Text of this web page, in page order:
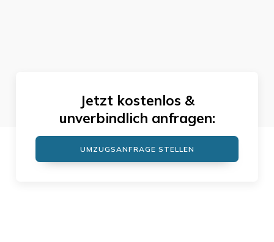
Jetzt kostenlos &
unverbindlich anfragen:
UMZUGSANFRAGE STELLEN